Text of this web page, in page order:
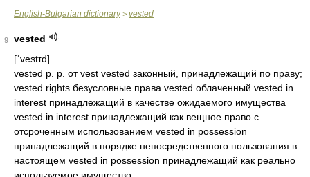
English-Bulgarian dictionary> vested
9
vested
[ˈvestɪd]
vested p. p. от vest vested законный, принадлежащий по праву;
vested rights безусловные права vested облаченный vested in
interest принадлежащий в качестве ожидаемого имущества
vested in interest принадлежащий как вещное право с
отсроченным использованием vested in possession
принадлежащий в порядке непосредственного пользования в
настоящем vested in possession принадлежащий как реально